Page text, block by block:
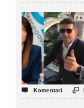
 Komentari 